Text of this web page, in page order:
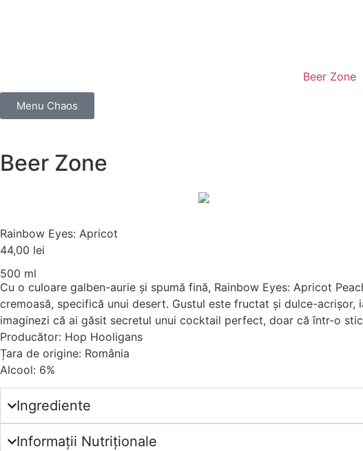
Beer Zone
Menu Chaos
Beer Zone
Rainbow Eyes: Apricot
44,00 lei
500 ml
Cu o culoare galben-aurie și spumă fină, Rainbow Eyes: Apricot
cremoasă, specifică unui desert. Gustul este fructat și dulce-
imaginezi că ai găsit secretul unui cocktail perfect, doar că într-o
Producător: Hop Hooligans
Țara de origine: România
Alcool: 6%
Ingrediente
Informații Nutriționale